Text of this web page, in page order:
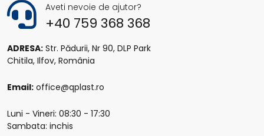
Aveti nevoie de ajutor?
+40 759 368 368
ADRESA: Str. Pădurii, Nr 90, DLP Park
Chitila, Ilfov, România
Email: office@qplast.ro
Luni - Vineri: 08:30 - 17:30
Sambata: inchis